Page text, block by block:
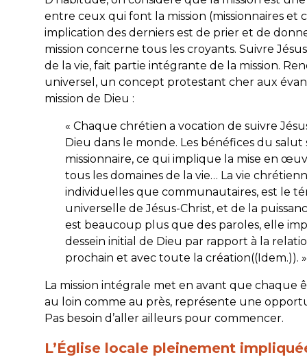
entre ceux qui font la mission (missionnaires et
implication des derniers est de prier et de
mission concerne tous les croyants. Suivre
de la vie, fait partie intégrante de la mission.
universel, un concept protestant cher aux
mission de Dieu :
« Chaque chrétien a vocation de suivre
Dieu dans le monde. Les bénéfices du salut
missionnaire, ce qui implique la mise en
tous les domaines de la vie… La vie
individuelles que communautaires, est le
universelle de Jésus-Christ, et de la
est beaucoup plus que des paroles, elle
dessein initial de Dieu par rapport à la
prochain et avec toute la création((Idem.)). »
La mission intégrale met en avant que chaque
au loin comme au près, représente une
Pas besoin d’aller ailleurs pour commencer.
L’Église locale pleinement